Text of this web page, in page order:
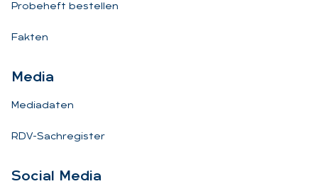
Probeheft bestellen
Fakten
Me­dia
Mediadaten
RDV-Sachregister
So­ci­al Me­dia